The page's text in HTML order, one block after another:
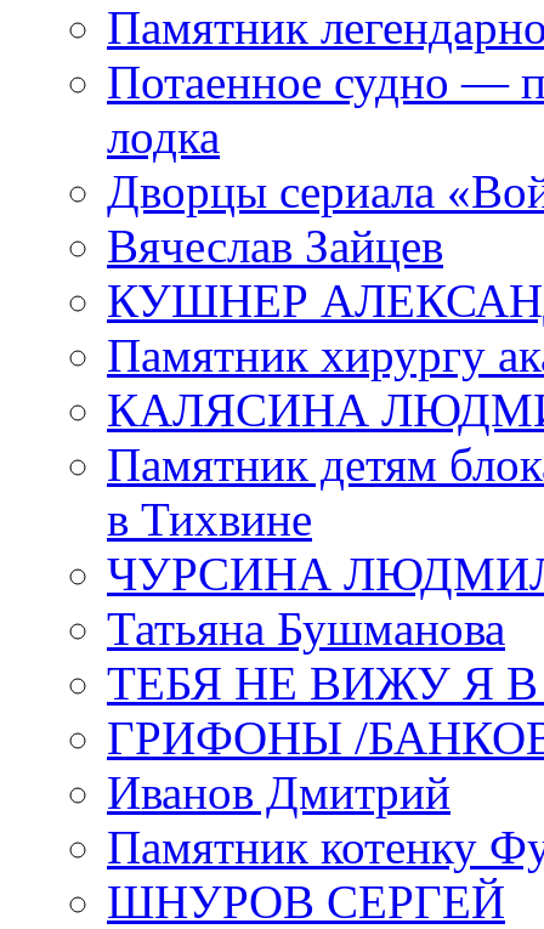
Памятник
Потаенное судно —
лодка
Дворцы сериала
Вячеслав Зайцев
КУШНЕР
Памятник хирургу
КАЛЯСИНА
Памятник детям
в Тихвине
ЧУРСИНА
Татьяна Бушманова
ТЕБЯ НЕ ВИЖУ Я
ГРИФОНЫ /
Иванов Дмитрий
Памятник котенку
ШНУРОВ СЕРГЕЙ